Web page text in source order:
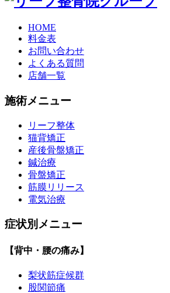
HOME
料金表
お問い合わせ
よくある質問
店舗一覧
施術メニュー
リーフ整体
猫背矯正
産後骨盤矯正
鍼治療
骨盤矯正
筋膜リリース
電気治療
症状別メニュー
【背中・腰の痛み】
梨状筋症候群
股関節痛